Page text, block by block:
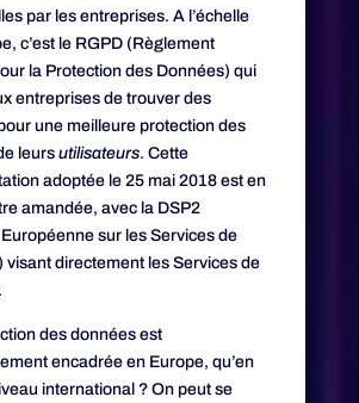
par les entreprises. A l’échelle
c’est le RGPD (Règlement
la Protection des Données) qui
entreprises de trouver des
une meilleure protection des
leurs utilisateurs. Cette
adoptée le 25 mai 2018 est en
amandée, avec la DSP2
sur les Services de
visant directement les Services de
des données est
encadrée en Europe, qu’en
international ? On peut se